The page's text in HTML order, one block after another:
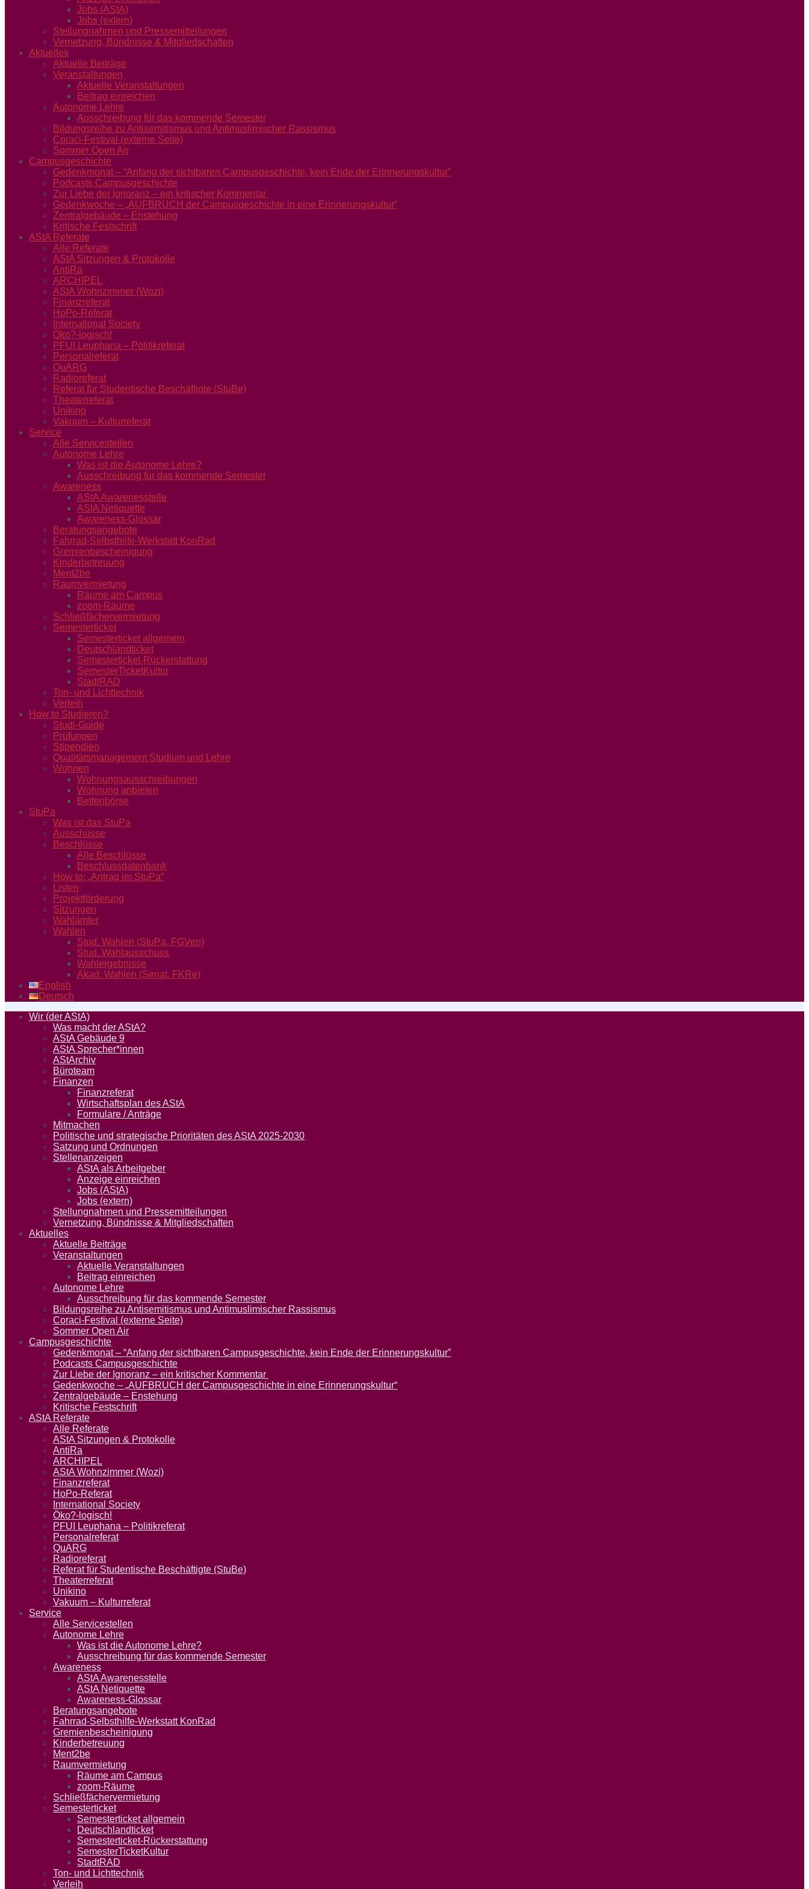
Jobs (AStA)
Jobs (extern)
Stellungnahmen und Pressemitteilungen
Vernetzung, Bündnisse & Mitgliedschaften
Aktuelles
Aktuelle Beiträge
Veranstaltungen
Aktuelle Veranstaltungen
Beitrag einreichen
Autonome Lehre
Ausschreibung für das kommende Semester
Bildungsreihe zu Antisemitismus und Antimuslimischer Rassismus
Coraci-Festival (externe Seite)
Sommer Open Air
Campusgeschichte
Gedenkmonat – “Anfang der sichtbaren Campusgeschichte, kein Ende der Erinnerungskultur”
Podcasts Campusgeschichte
Zur Liebe der Ignoranz – ein kritischer Kommentar
Gedenkwoche – „AUFBRUCH der Campusgeschichte in eine Erinnerungskultur“
Zentralgebäude – Enstehung
Kritische Festschrift
AStA Referate
Alle Referate
AStA Sitzungen & Protokolle
AntiRa
ARCHIPEL
AStA Wohnzimmer (Wozi)
Finanzreferat
HoPo-Referat
International Society
Öko?-logisch!
PFUI Leuphana – Politikreferat
Personalreferat
QuARG
Radioreferat
Referat für Studentische Beschäftigte (StuBe)
Theaterreferat
Unikino
Vakuum – Kulturreferat
Service
Alle Servicestellen
Autonome Lehre
Was ist die Autonome Lehre?
Ausschreibung für das kommende Semester
Awareness
AStA Awarenesstelle
AStA Netiquette
Awareness-Glossar
Beratungsangebote
Fahrrad-Selbsthilfe-Werkstatt KonRad
Gremienbescheinigung
Kinderbetreuung
Ment2be
Raumvermietung
Räume am Campus
zoom-Räume
Schließfächervermietung
Semesterticket
Semesterticket allgemein
Deutschlandticket
Semesterticket-Rückerstattung
SemesterTicketKultur
StadtRAD
Ton- und Lichttechnik
Verleih
How to Studieren?
Studi-Guide
Prüfungen
Stipendien
Qualitätsmanagement Studium und Lehre
Wohnen
Wohnungsausschreibungen
Wohnung anbieten
Bettenbörse
StuPa
Was ist das StuPa
Ausschüsse
Beschlüsse
Alle Beschlüsse
Beschlussdatenbank
How to: „Antrag im StuPa“
Listen
Projektförderung
Sitzungen
Wahlämter
Wahlen
Stud. Wahlen (StuPa, FGVen)
Stud. Wahlausschuss
Wahlergebnisse
Akad. Wahlen (Senat, FKRe)
English
Deutsch
Wir (der AStA)
Was macht der AStA?
AStA Gebäude 9
AStA Sprecher*innen
AStArchiv
Büroteam
Finanzen
Finanzreferat
Wirtschaftsplan des AStA
Formulare / Anträge
Mitmachen
Politische und strategische Prioritäten des AStA 2025-2030
Satzung und Ordnungen
Stellenanzeigen
AStA als Arbeitgeber
Anzeige einreichen
Jobs (AStA)
Jobs (extern)
Stellungnahmen und Pressemitteilungen
Vernetzung, Bündnisse & Mitgliedschaften
Aktuelles
Aktuelle Beiträge
Veranstaltungen
Aktuelle Veranstaltungen
Beitrag einreichen
Autonome Lehre
Ausschreibung für das kommende Semester
Bildungsreihe zu Antisemitismus und Antimuslimischer Rassismus
Coraci-Festival (externe Seite)
Sommer Open Air
Campusgeschichte
Gedenkmonat – “Anfang der sichtbaren Campusgeschichte, kein Ende der Erinnerungskultur”
Podcasts Campusgeschichte
Zur Liebe der Ignoranz – ein kritischer Kommentar
Gedenkwoche – „AUFBRUCH der Campusgeschichte in eine Erinnerungskultur“
Zentralgebäude – Enstehung
Kritische Festschrift
AStA Referate
Alle Referate
AStA Sitzungen & Protokolle
AntiRa
ARCHIPEL
AStA Wohnzimmer (Wozi)
Finanzreferat
HoPo-Referat
International Society
Öko?-logisch!
PFUI Leuphana – Politikreferat
Personalreferat
QuARG
Radioreferat
Referat für Studentische Beschäftigte (StuBe)
Theaterreferat
Unikino
Vakuum – Kulturreferat
Service
Alle Servicestellen
Autonome Lehre
Was ist die Autonome Lehre?
Ausschreibung für das kommende Semester
Awareness
AStA Awarenesstelle
AStA Netiquette
Awareness-Glossar
Beratungsangebote
Fahrrad-Selbsthilfe-Werkstatt KonRad
Gremienbescheinigung
Kinderbetreuung
Ment2be
Raumvermietung
Räume am Campus
zoom-Räume
Schließfächervermietung
Semesterticket
Semesterticket allgemein
Deutschlandticket
Semesterticket-Rückerstattung
SemesterTicketKultur
StadtRAD
Ton- und Lichttechnik
Verleih